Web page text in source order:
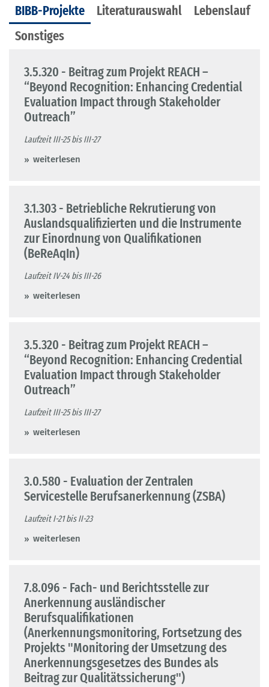
BIBB-Projekte Literaturauswahl
Lebenslauf
Sonstiges
3.5.320 - Beitrag zum Projekt REACH –
“Beyond Recognition: Enhancing Credential
Evaluation Impact through Stakeholder
Outreach”
Laufzeit III-25 bis III-27
weiterlesen
3.1.303 - Betriebliche Rekrutierung von
Auslandsqualifizierten und die Instrumente
zur Einordnung von Qualifikationen
(BeReAqIn)
Laufzeit IV-24 bis III-26
weiterlesen
3.5.320 - Beitrag zum Projekt REACH –
“Beyond Recognition: Enhancing Credential
Evaluation Impact through Stakeholder
Outreach”
Laufzeit III-25 bis III-27
weiterlesen
3.0.580 - Evaluation der Zentralen
Servicestelle Berufsanerkennung (ZSBA)
Laufzeit I-21 bis II-23
weiterlesen
7.8.096 - Fach- und Berichtsstelle zur
Anerkennung ausländischer
Berufsqualifikationen
(Anerkennungsmonitoring, Fortsetzung des
Projekts "Monitoring der Umsetzung des
Anerkennungsgesetzes des Bundes als
Beitrag zur Qualitätssicherung")